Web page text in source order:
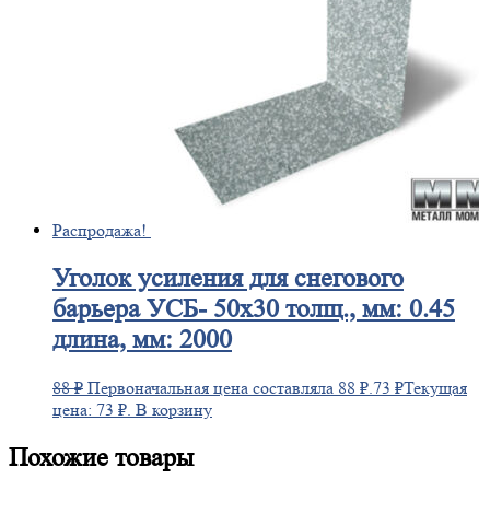
Распродажа!
Уголокусиления для снегового
барьера УСБ- 50х30 толщ., мм: 0.45
длина, мм: 2000
88₽ Первоначальная цена составляла 88 ₽.73 ₽Текущая
цена: 73 ₽. В корзину
Похожие товары